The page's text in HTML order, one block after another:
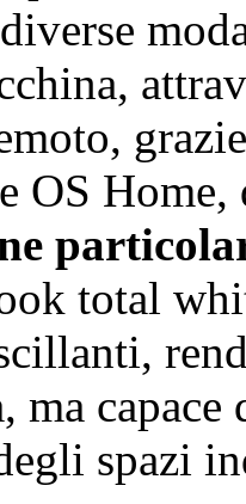
OS
total
ma
spazi